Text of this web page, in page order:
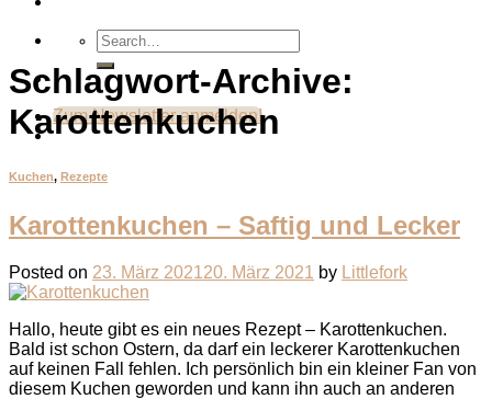
Zum Newsletter anmelden!
Schlagwort-Archive:
Karottenkuchen
Kuchen, Rezepte
Karottenkuchen – Saftig und Lecker
Posted on 23. März 202120. März 2021 by Littlefork
Hallo, heute gibt es ein neues Rezept – Karottenkuchen.
Bald ist schon Ostern, da darf ein leckerer Karottenkuchen
auf keinen Fall fehlen. Ich persönlich bin ein kleiner Fan von
diesem Kuchen geworden und kann ihn auch an anderen